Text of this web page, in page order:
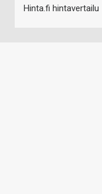
Hinta.fi hintavertailu